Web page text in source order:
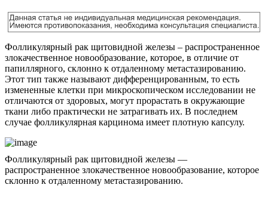
Фолликулярный рак щитовидной железы – распространенное
злокачественное новообразование, которое, в отличие от
папиллярного, склонно к отдаленному метастазированию.
Этот тип также называют дифференцированным, то есть
измененные клетки при микроскопическом исследовании не
отличаются от здоровых, могут прорастать в окружающие
ткани либо практически не затрагивать их. В последнем
случае фолликулярная карцинома имеет плотную капсулу.
Фолликулярный рак щитовидной железы —
распространенное злокачественное новообразование, которое
склонно к отдаленному метастазированию.